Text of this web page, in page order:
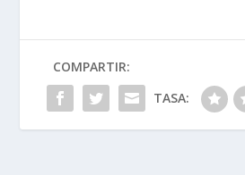
COMPARTIR:
TASA: